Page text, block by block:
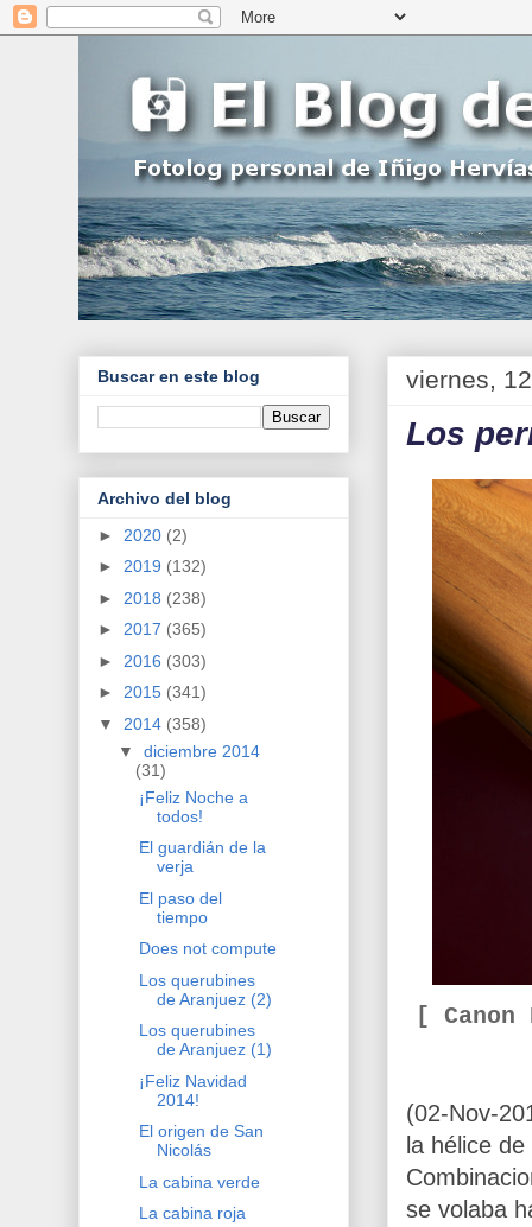
viernes,
Los
[
(02-Nov-
la hélice
se volaba
Buscar en este blog
Archivo del blog
► 2020 (2)
► 2019 (132)
► 2018 (238)
► 2017 (365)
► 2016 (303)
► 2015 (341)
▼ 2014 (358)
▼ diciembre 2014
(31)
¡Feliz Noche a
todos!
El guardián de la
verja
El paso del
tiempo
Does not compute
Los querubines
de Aranjuez (2)
Los querubines
de Aranjuez (1)
¡Feliz Navidad
2014!
El origen de San
Nicolás
La cabina verde
La cabina roja